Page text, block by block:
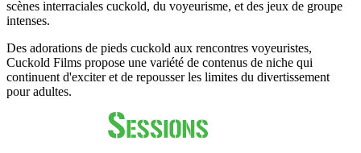
scènes interraciales cuckold, du voyeurisme, et des jeux de groupe
intenses.
Des adorations de pieds cuckold aux rencontres voyeuristes,
Cuckold Films propose une variété de contenus de niche qui
continuent d'exciter et de repousser les limites du divertissement
pour adultes.